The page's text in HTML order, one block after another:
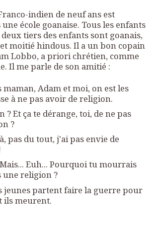
indien de neuf ans est
école goanaise. Tous les enfants
tiers des enfants sont goanais,
moitié hindous. Il a un bon copain
Lobbo, a priori chrétien, comme
Il me parle de son amitié :
maman, Adam et moi, on est les
à ne pas avoir de religion.
? Et ça te dérange, toi, de ne pas
?
pas du tout, j'ai pas envie de
Euh... Pourquoi tu mourrais
une religion ?
jeunes partent faire la guerre pour
ils meurent.